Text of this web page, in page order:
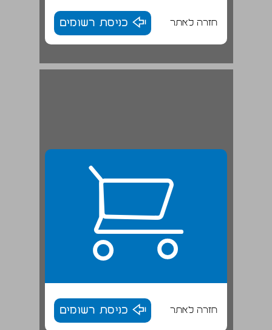
חזרה לאתר כניסת רשומים
חזרה לאתר כניסת רשומים